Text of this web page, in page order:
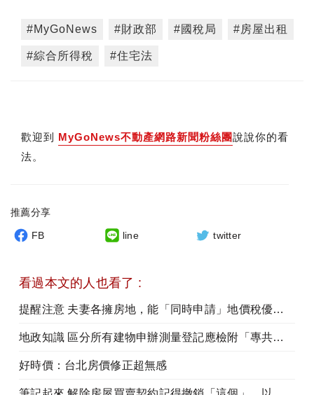
#MyGoNews #財政部 #國稅局 #房屋出租
#綜合所得稅 #住宅法
歡迎到 MyGoNews不動產網路新聞粉絲團說說你的看
法。
推薦分享
FB line twitter
看過本文的人也看了 :
提醒注意 夫妻各擁房地，能「同時申請」地價稅優惠？
地政知識 區分所有建物申辦測量登記應檢附「專共有圖說」
好時價：台北房價修正超無感